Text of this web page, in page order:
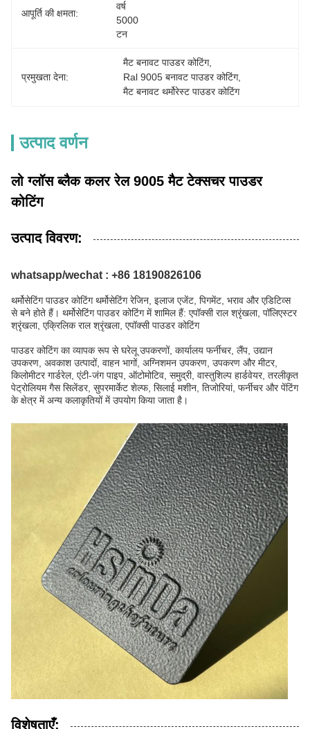
आपूर्ति की क्षमता:
वर्ष
5000
टन
प्रमुखता देना:
मैट बनावट पाउडर कोटिंग,
Ral 9005 बनावट पाउडर कोटिंग,
मैट बनावट थर्मोरेस्ट पाउडर कोटिंग
उत्पाद वर्णन
लो ग्लॉस ब्लैक कलर रेल 9005 मैट टेक्सचर पाउडर
कोटिंग
उत्पाद विवरण:
whatsapp/wechat : +86 18190826106
थर्मोसेटिंग पाउडर कोटिंग थर्मोसेटिंग रेजिन, इलाज एजेंट, पिगमेंट, भराव और एडिटिव्स
से बने होते हैं। थर्मोसेटिंग पाउडर कोटिंग में शामिल हैं: एपॉक्सी राल श्रृंखला, पॉलिएस्टर
श्रृंखला, एक्रिलिक राल श्रृंखला, एपॉक्सी पाउडर कोटिंग
पाउडर कोटिंग का व्यापक रूप से घरेलू उपकरणों, कार्यालय फर्नीचर, लैंप, उद्यान
उपकरण, अवकाश उत्पादों, वाहन भागों, अग्निशमन उपकरण, उपकरण और मीटर,
किलोमीटर गार्डरेल, एंटी-जंग पाइप, ऑटोमोटिव, समुद्री, वास्तुशिल्प हार्डवेयर, तरलीकृत
पेट्रोलियम गैस सिलेंडर, सुपरमार्केट शेल्फ, सिलाई मशीन, तिजोरियां, फर्नीचर और पेंटिंग
के क्षेत्र में अन्य कलाकृतियों में उपयोग किया जाता है।
विशेषताएँ: